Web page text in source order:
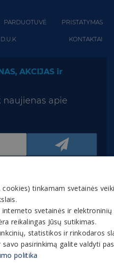
PARDUOTUVĖ PRISTATYMAS
D.U.K KONTAKTAI
AKCIJAS ir
naujienas apie
tinklapio turinys,
medžiagą, grafinį
ir kt., yra bendrovės
tinklapyje esančią
tinkamam svetainės
svetainės ir elektroninių
reikalingas Jūsų sutikimas.
statistikos ir rinkodaros
pasirinkimą galite valdyti
politika